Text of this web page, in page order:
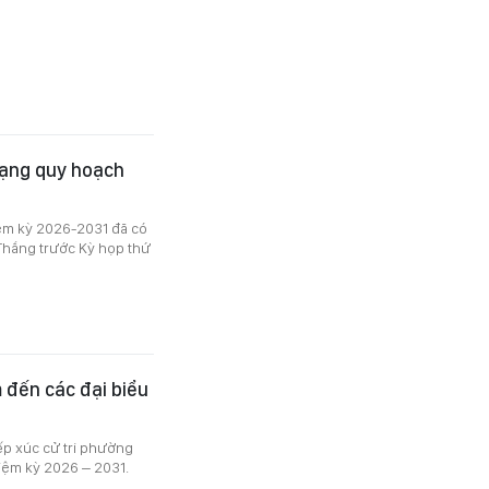
quy hoạch
kỳ 2026-2031 đã có
trước Kỳ họp thứ
các đại biểu
xúc cử tri phường
kỳ 2026 – 2031.